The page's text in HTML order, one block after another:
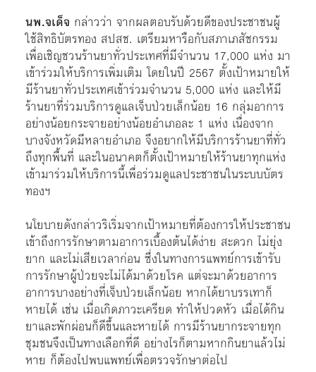
นพ.จเด็จ กล่าวว่า จากผลตอบรับด้วยดีของประชาชนผู้
ใช้สิทธิบัตรทอง สปสช. เตรียมหารือกับสภาเภสัชกรรม
เพื่อเชิญชวนร้านยาทั่วประเทศที่มีจำนวน 17,000 แห่ง มา
เข้าร่วมให้บริการเพิ่มเติม โดยในปี 2567 ตั้งเป้าหมายให้
มีร้านยาทั่วประเทศเข้าร่วมจำนวน 5,000 แห่ง และให้มี
ร้านยาที่ร่วมบริการดูแลเจ็บป่วยเล็กน้อย 16 กลุ่มอาการ
อย่างน้อยกระจายอย่างน้อยอำเภอละ 1 แห่ง เนื่องจาก
บางจังหวัดมีหลายอำเภอ จึงอยากให้มีบริการร้านยาที่ทั่ว
ถึงทุกพื้นที่ และในอนาคตก็ตั้งเป้าหมายให้ร้านยาทุกแห่ง
เข้ามาร่วมให้บริการนี้เพื่อร่วมดูแลประชาชนในระบบบัตร
ทองฯ
นโยบายดังกล่าวริเริ่มจากเป้าหมายที่ต้องการให้ประชาชน
เข้าถึงการรักษาตามอาการเบื้องต้นได้ง่าย สะดวก ไม่ยุ่ง
ยาก และไม่เสียเวลาก่อน ซึ่งในทางการแพทย์การเข้ารับ
การรักษาผู้ป่วยจะไม่ได้มาด้วยโรค แต่จะมาด้วยอาการ
อาการบางอย่างที่เจ็บป่วยเล็กน้อย หากได้ยาบรรเทาก็
หายได้ เช่น เมื่อเกิดภาวะเครียด ทำให้ปวดหัว เมื่อได้กิน
ยาและพักผ่อนก็ดีขึ้นและหายได้ การมีร้านยากระจายทุก
ชุมชนจึงเป็นทางเลือกที่ดี อย่างไรก็ตามหากกินยาแล้วไม่
หาย ก็ต้องไปพบแพทย์เพื่อตรวจรักษาต่อไป